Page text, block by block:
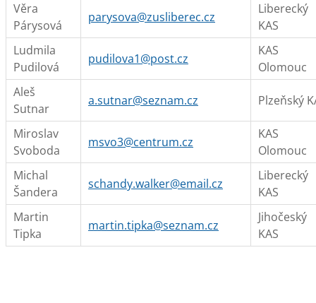
Věra
Párysová
parysova@zusliberec.cz
Liberecký
KAS
Ludmila
Pudilová
pudilova1@post.cz
KAS
Olomouc
Aleš
Sutnar
a.sutnar@seznam.cz Plzeňský
Miroslav
Svoboda
msvo3@centrum.cz
KAS
Olomouc
Michal
Šandera
schandy.walker@email.cz
Liberecký
KAS
Martin
Tipka
martin.tipka@seznam.cz
Jihočeský
KAS